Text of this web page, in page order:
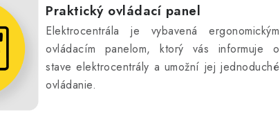
Praktický ovládací panel
Elektrocentrála je vybavená ergonomickým
ovládacím panelom, ktorý vás informuje o
stave elektrocentrály a umožní jej jednoduché
ovládanie.